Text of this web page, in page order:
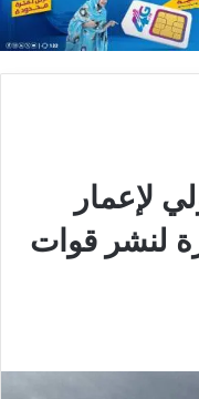
لإعمار
لنشر قوات